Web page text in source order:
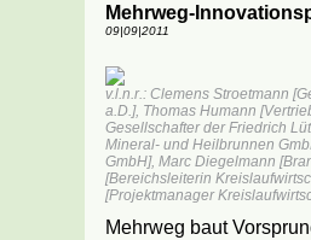
Mehrweg-
09|09|2011
v.l.n.r.: Clemens Stroetmann
a.D.], Thomas Humann
Gesellschafter der Friedrich
Mineral- und Heilbrunnen
GmbH], Marc Diegelmann
[Bereichsleiterin
[Projektmanager
Mehrweg baut